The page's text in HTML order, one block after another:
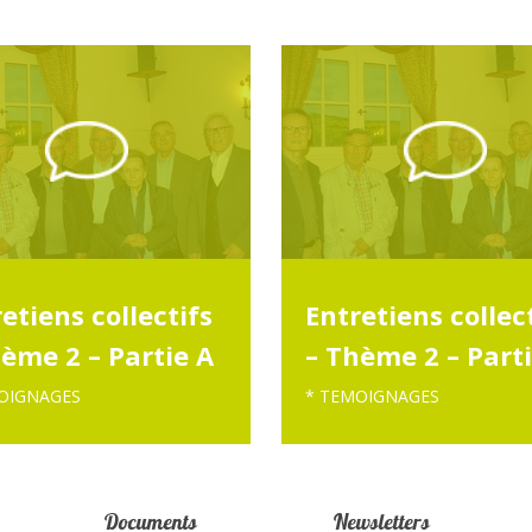
collectifs
2 – Partie A
Entretiens
– Thème 2 –
* TEMOIGNAGES
Documents Newsletters